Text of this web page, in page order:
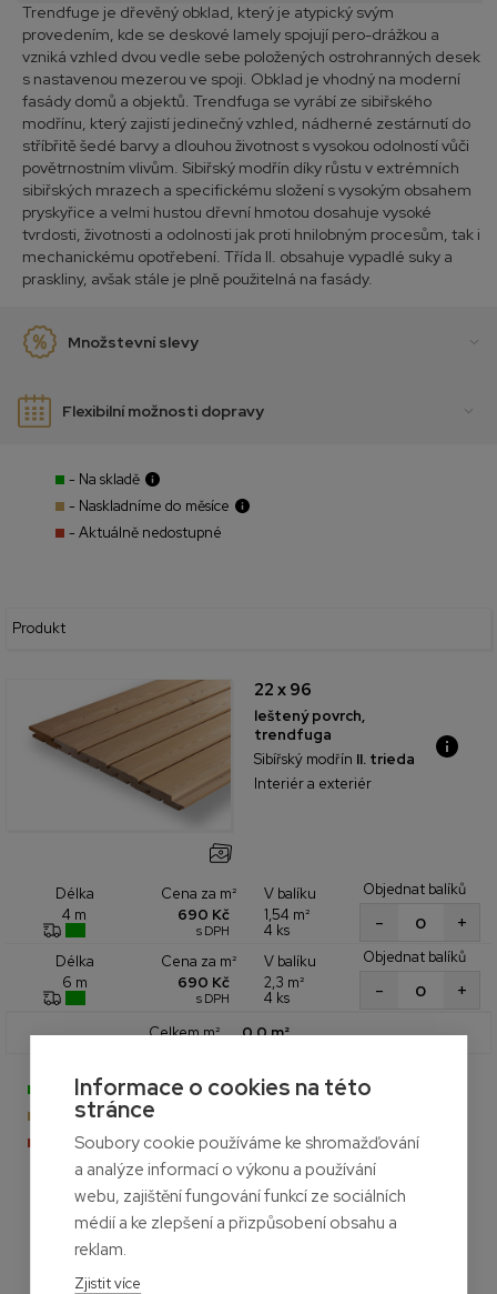
Trendfuge je dřevěný obklad, který je atypický svým
provedením, kde se deskové lamely spojují pero-drážkou a
vzniká vzhled dvou vedle sebe položených ostrohranných desek
s nastavenou mezerou ve spoji. Obklad je vhodný na moderní
fasády domů a objektů. Trendfuga se vyrábí ze sibiřského
modřínu, který zajistí jedinečný vzhled, nádherné zestárnutí do
stříbřitě šedé barvy a dlouhou životnost s vysokou odolností vůči
povětrnostním vlivům. Sibiřský modřín díky růstu v extrémních
sibiřských mrazech a specifickému složení s vysokým obsahem
pryskyřice a velmi hustou dřevní hmotou dosahuje vysoké
tvrdosti, životnosti a odolnosti jak proti hnilobným procesům, tak i
mechanickému opotřebení. Třída II. obsahuje vypadlé suky a
praskliny, avšak stále je plně použitelná na fasády.
Množstevní slevy
Flexibilní možnosti dopravy
- Na skladě
- Naskladníme do měsíce
- Aktuálně nedostupné
Produkt
22 x 96
leštený povrch,
trendfuga
Sibířský modřín II. trieda
Interiér a exteriér
Délka
4 m
Cena za m²
690 Kč
s DPH
V balíku
1,54 m²
4 ks
Objednat balíků
+
-
Délka
6 m
Cena za m²
690 Kč
s DPH
V balíku
2,3 m²
4 ks
Objednat balíků
+
-
Celkem m² 0,0 m²
- Na skladě
- Naskladníme do měsíce
- Aktuálně nedostupné
Informace o cookies na této
stránce
Soubory cookie používáme ke shromažďování
a analýze informací o výkonu a používání
webu, zajištění fungování funkcí ze sociálních
médií a ke zlepšení a přizpůsobení obsahu a
reklam.
Zjistit více